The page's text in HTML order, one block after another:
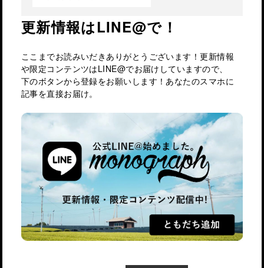
更新情報はLINE@で！
ここまでお読みいだきありがとうございます！更新情報
や限定コンテンツはLINE@でお届けしていますので、
下のボタンから登録をお願いします！あなたのスマホに
記事を直接お届け。